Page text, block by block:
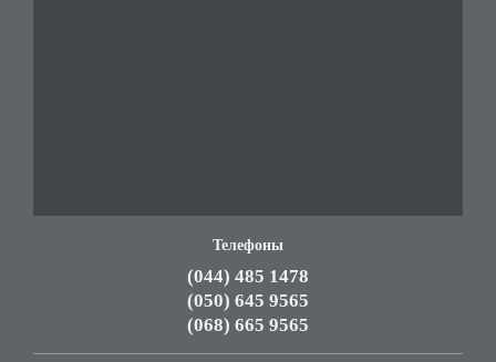
Телефоны
(044) 485 1478
(050) 645 9565
(068) 665 9565